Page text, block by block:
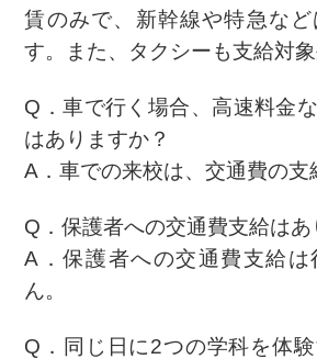
賃のみで、新幹線や特急な
す。また、タクシーも支給対象
Q．車で行く場合、高速料金
はありますか？
A．車での来校は、交通費の支
Q．保護者への交通費支給はあ
A．保護者への交通費支給は
ん。
Q．同じ日に2つの学科を体